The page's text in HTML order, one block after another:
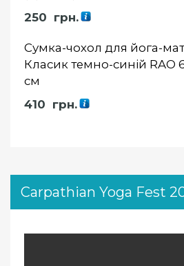
250 грн.
Сумка-чохол для йога-
Класик темно-синій RAO
см
410 грн.
Carpathian Yoga Fest